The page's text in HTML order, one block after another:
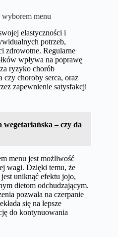
menu
elastyczności i
potrzeb,
zdrowotne. Regularne
wpływa na poprawę
ryzyko chorób
czy choroby serca, oraz
zapewnienie satysfakcji
wegetariańska – czy da
menu jest możliwość
wagi. Dzięki temu, że
uniknąć efektu jojo,
dietom odchudzającym.
pozwala na czerpanie
się na lepsze
do kontynuowania